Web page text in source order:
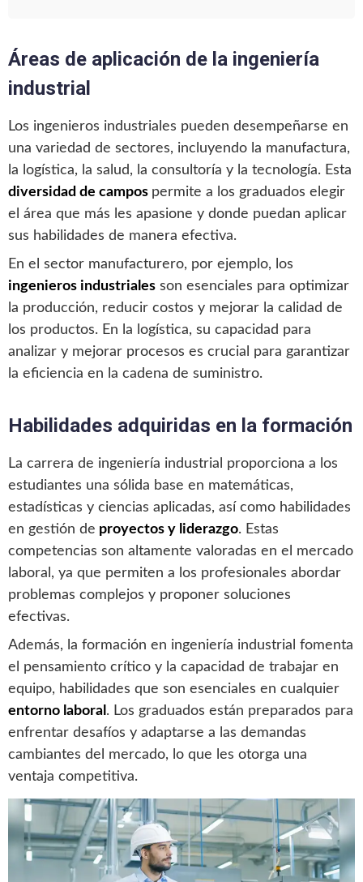
Áreas de aplicación de la ingeniería
industrial
Los ingenieros industriales pueden desempeñarse en
una variedad de sectores, incluyendo la manufactura,
la logística, la salud, la consultoría y la tecnología. Esta
diversidad de campos permite a los graduados elegir
el área que más les apasione y donde puedan aplicar
sus habilidades de manera efectiva.
En el sector manufacturero, por ejemplo, los
ingenieros industriales son esenciales para optimizar
la producción, reducir costos y mejorar la calidad de
los productos. En la logística, su capacidad para
analizar y mejorar procesos es crucial para garantizar
la eficiencia en la cadena de suministro.
Habilidades adquiridas en la formación
La carrera de ingeniería industrial proporciona a los
estudiantes una sólida base en matemáticas,
estadísticas y ciencias aplicadas, así como habilidades
en gestión de proyectos y liderazgo. Estas
competencias son altamente valoradas en el mercado
laboral, ya que permiten a los profesionales abordar
problemas complejos y proponer soluciones
efectivas.
Además, la formación en ingeniería industrial fomenta
el pensamiento crítico y la capacidad de trabajar en
equipo, habilidades que son esenciales en cualquier
entorno laboral . Los graduados están preparados para
enfrentar desafíos y adaptarse a las demandas
cambiantes del mercado, lo que les otorga una
ventaja competitiva.